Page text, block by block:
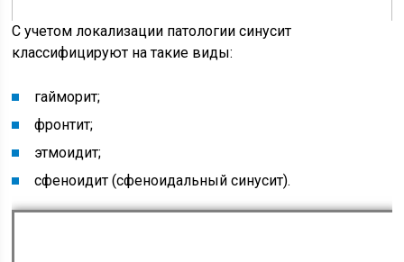
С учетом локализации патологии синусит
классифицируют на такие виды:
гайморит;
фронтит;
этмоидит;
сфеноидит (сфеноидальный синусит).